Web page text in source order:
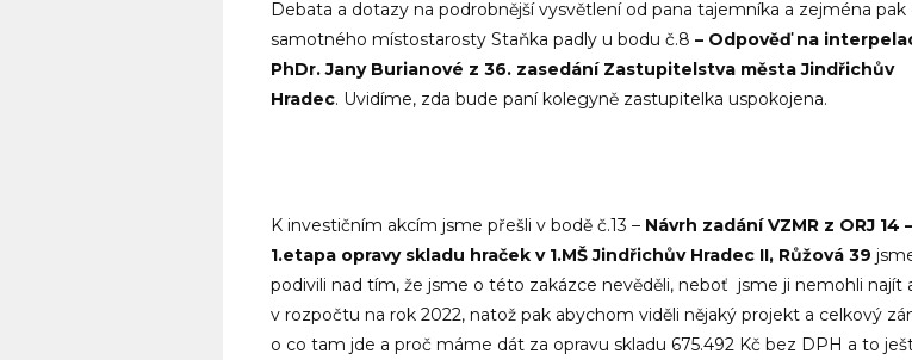
Debata a dotazy na podrobnější vysvětlení od pana tajemníka a zejména pak
samotného místostarosty Staňka padly u bodu č.8 – Odpověď na
PhDr. Jany Burianové z 36. zasedání Zastupitelstva města Jindřichův
Hradec. Uvidíme, zda bude paní kolegyně zastupitelka uspokojena.
K investičním akcím jsme přešli v bodě č.13 – Návrh zadání VZMR z ORJ 14 –
1.etapa opravy skladu hraček v 1.MŠ Jindřichův Hradec II, Růžová 39
podivili nad tím, že jsme o této zakázce nevěděli, neboť jsme ji nemohli najít
v rozpočtu na rok 2022, natož pak abychom viděli nějaký projekt a celkový
o co tam jde a proč máme dát za opravu skladu 675.492 Kč bez DPH a to